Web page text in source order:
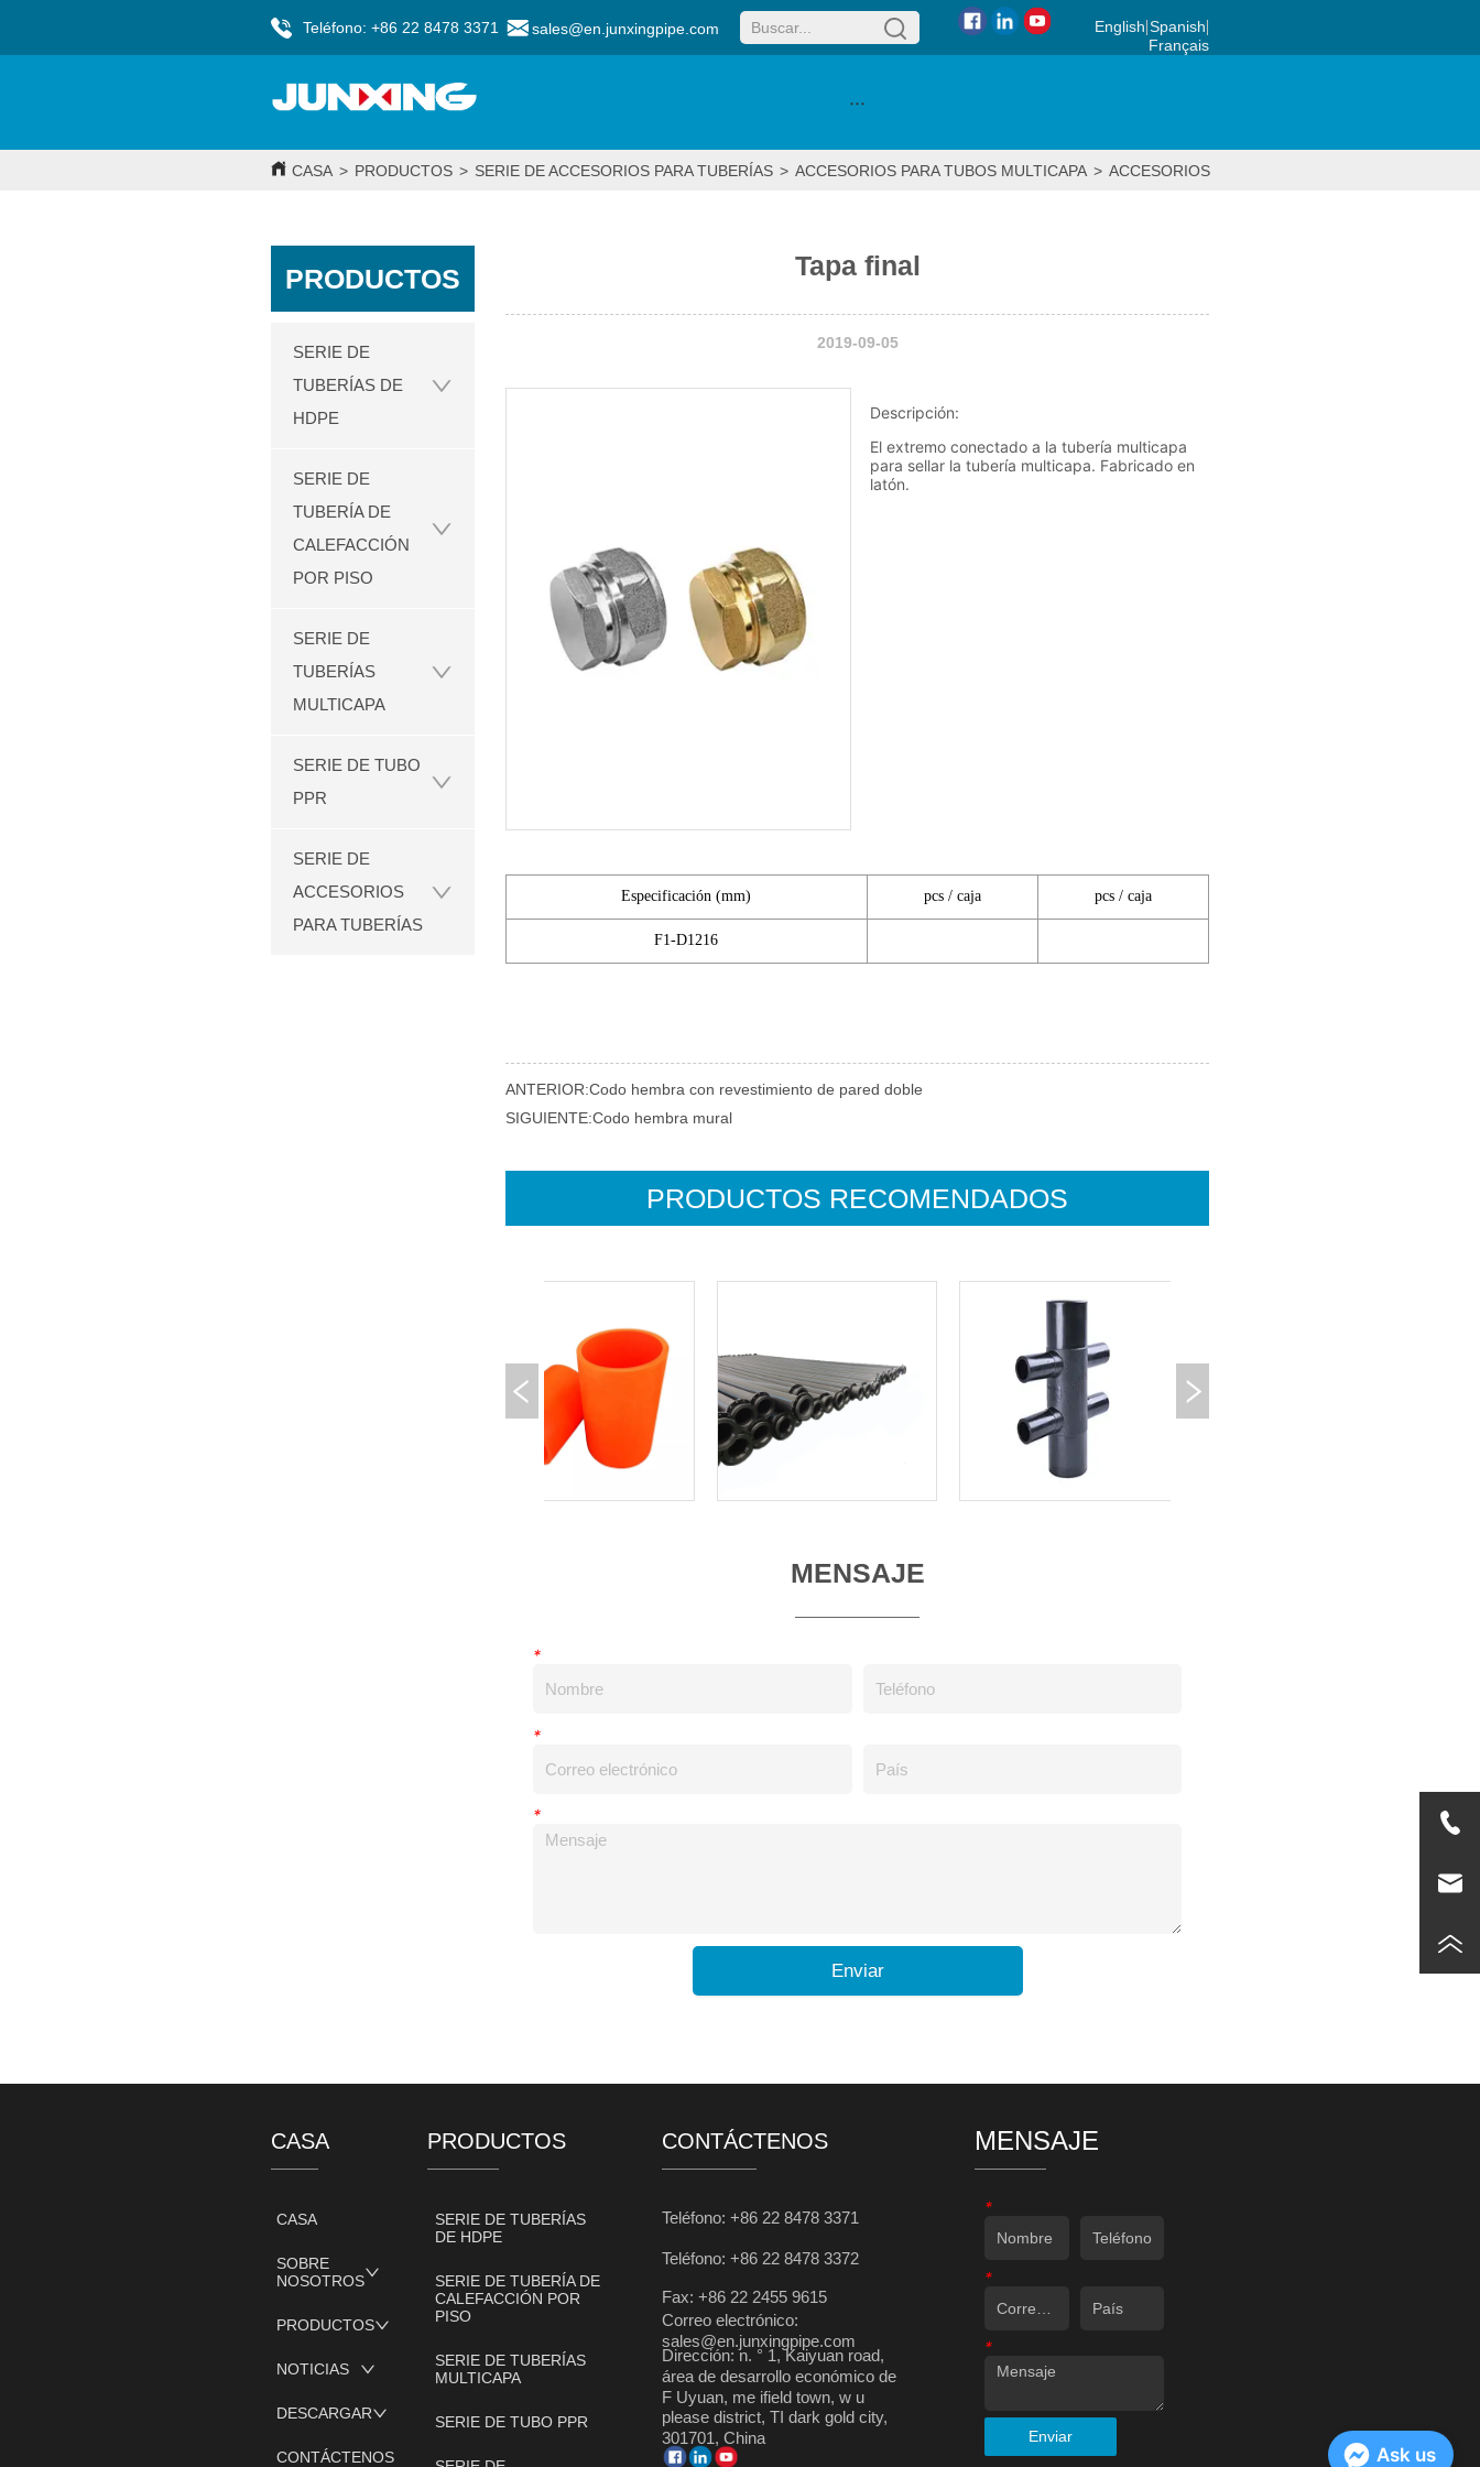
Teléfono: +86 22 8478 3371 sales@en.junxingpipe.com English Spanish
Français
···
CASA > PRODUCTOS > SERIE DE ACCESORIOS PARA TUBERÍAS > ACCESORIOS PARA TUBOS MULTICAPA > ACCESORIOS DE COMPRESION
PRODUCTOS
SERIE DE
TUBERÍAS DE
HDPE
SERIE DE
TUBERÍA DE
CALEFACCIÓN
POR PISO
SERIE DE
TUBERÍAS
MULTICAPA
SERIE DE TUBO
PPR
SERIE DE
ACCESORIOS
PARA TUBERÍAS
Tapa final
2019-09-05
ANTERIOR:Codo hembra con revestimiento de pared doble
SIGUIENTE:Codo hembra mural
PRODUCTOS RECOMENDADOS
MENSAJE
*
*
*
Enviar
CASA
CASA
SOBRE
NOSOTROS
PRODUCTOS
NOTICIAS
DESCARGAR
CONTÁCTENOS
PRODUCTOS
SERIE DE TUBERÍAS
DE HDPE
SERIE DE TUBERÍA DE
CALEFACCIÓN POR
PISO
SERIE DE TUBERÍAS
MULTICAPA
SERIE DE TUBO PPR
CONTÁCTENOS
Teléfono: +86 22 8478 3371
Teléfono: +86 22 8478 3372
Fax: +86 22 2455 9615
Correo electrónico:
sales@en.junxingpipe.com
Dirección: n. ° 1, Kaiyuan road,
área de desarrollo económico de
F Uyuan, me ifield town, w u
please district, TI dark gold city,
301701, China
MENSAJE
*
*
*
Enviar
Ask us